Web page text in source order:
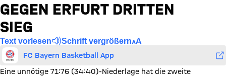
GEGEN ERFURT DRITTEN
SIEG
Text vorlesen Schrift vergrößern
FC Bayern Basketball App
Eine unnötige 71:76 (34:40)-Niederlage hat die zweite